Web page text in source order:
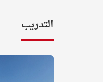
التدريب